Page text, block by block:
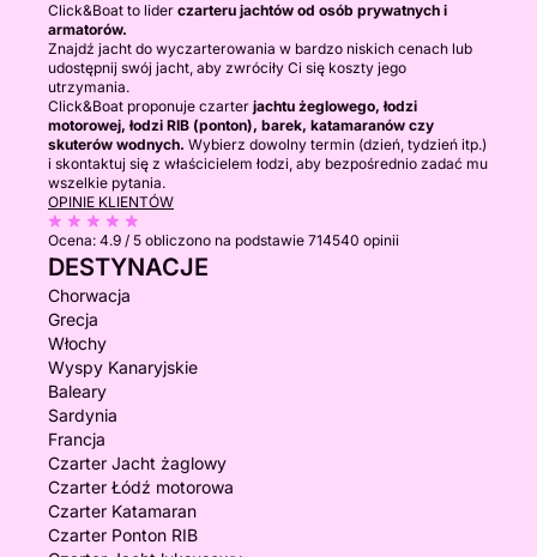
Click&Boat to lider czarteru jachtów od osób prywatnych i
armatorów.
Znajdź jacht do wyczarterowania w bardzo niskich cenach lub
udostępnij swój jacht, aby zwróciły Ci się koszty jego
utrzymania.
Click&Boat proponuje czarter jachtu żeglowego, łodzi
motorowej, łodzi RIB (ponton), barek, katamaranów czy
skuterów wodnych. Wybierz dowolny termin (dzień, tydzień itp.)
i skontaktuj się z właścicielem łodzi, aby bezpośrednio zadać mu
wszelkie pytania.
OPINIE KLIENTÓW
Ocena: 4.9 / 5 obliczono na podstawie 714540 opinii
DESTYNACJE
Chorwacja
Grecja
Włochy
Wyspy Kanaryjskie
Baleary
Sardynia
Francja
Czarter Jacht żaglowy
Czarter Łódź motorowa
Czarter Katamaran
Czarter Ponton RIB